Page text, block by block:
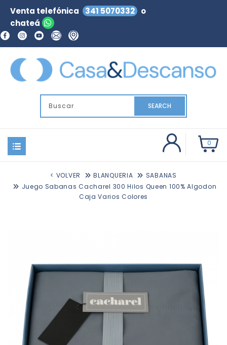
Venta telefónica 341 5070332
o
chateá
SEARCH
0
< VOLVER BLANQUERIA
SABANAS
Juego Sabanas Cacharel 300 Hilos Queen 100% Algodon
Caja Varios Colores